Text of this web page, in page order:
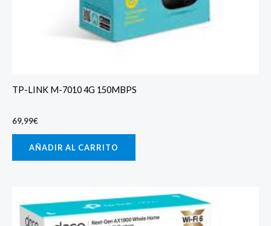
TP-LINK M-7010 4G 150MBPS
69,99€
AÑADIR AL CARRITO